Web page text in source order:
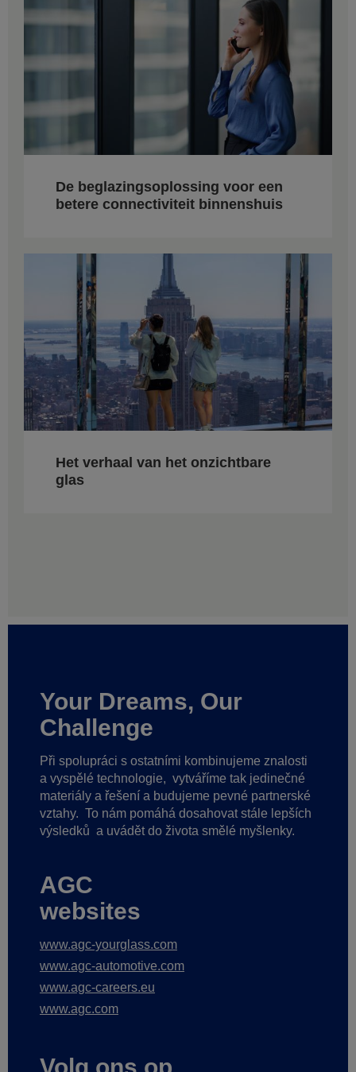
De beglazingsoplossing voor een
betere connectiviteit binnenshuis
Het verhaal van het onzichtbare
glas
Your Dreams, Our
Challenge
Při spolupráci s ostatními kombinujeme znalosti
a vyspělé technologie, vytváříme tak jedinečné
materiály a řešení a budujeme pevné partnerské
vztahy. To nám pomáhá dosahovat stále lepších
výsledků a uvádět do života smělé myšlenky.
AGC
websites
www.agc-yourglass.com
www.agc-automotive.com
www.agc-careers.eu
www.agc.com
Volg ons op